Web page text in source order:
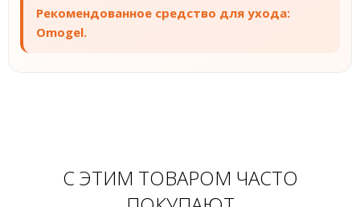
Рекомендованное средство для ухода:
Omogel.
С ЭТИМ ТОВАРОМ ЧАСТО